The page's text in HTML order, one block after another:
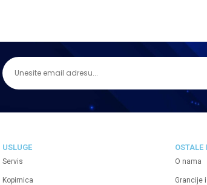
USLUGE
Servis
Kopirnica
OSTALE
O nama
Grancije